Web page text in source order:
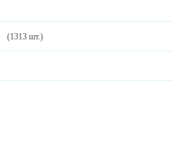
(1313 шт.)